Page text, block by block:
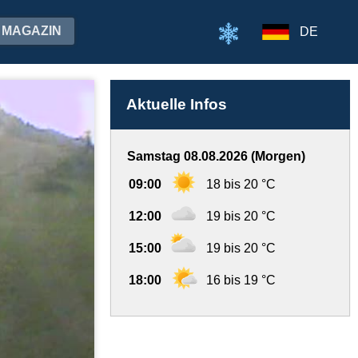
MAGAZIN DE
Aktuelle Infos
Samstag 08.08.2026 (Morgen)
09:00 18 bis 20 °C
12:00 19 bis 20 °C
15:00 19 bis 20 °C
18:00 16 bis 19 °C